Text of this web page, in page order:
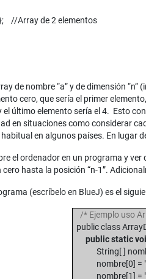
//Array de 2 elementos
de nombre “a” y de dimensión
cero, que sería el primer
el último elemento sería el 4. Esto
en situaciones como considerar
en algunos países. En lugar
el ordenador en un programa y
hasta la posición “n-1”.
(escríbelo en BlueJ) es el
/* Ejemplo uso
public class
public static
String[ ]
nombre[0] =
nombre[1] =